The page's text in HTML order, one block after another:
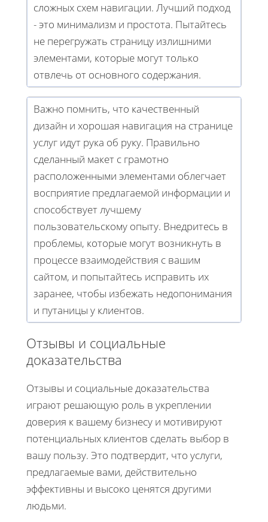
сложных схем навигации. Лучший подход
- это минимализм и простота. Пытайтесь
не перегружать страницу излишними
элементами, которые могут только
отвлечь от основного содержания.
Важно помнить, что качественный
дизайн и хорошая навигация на странице
услуг идут рука об руку. Правильно
сделанный макет с грамотно
расположенными элементами облегчает
восприятие предлагаемой информации и
способствует лучшему
пользовательскому опыту. Внедритесь в
проблемы, которые могут возникнуть в
процессе взаимодействия с вашим
сайтом, и попытайтесь исправить их
заранее, чтобы избежать недопонимания
и путаницы у клиентов.
Отзывы и социальные
доказательства
Отзывы и социальные доказательства
играют решающую роль в укреплении
доверия к вашему бизнесу и мотивируют
потенциальных клиентов сделать выбор в
вашу пользу. Это подтвердит, что услуги,
предлагаемые вами, действительно
эффективны и высоко ценятся другими
людьми.